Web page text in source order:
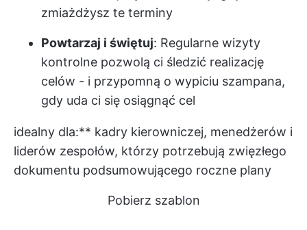
zmiażdżysz te terminy
Powtarzaj i świętuj: Regularne wizyty
kontrolne pozwolą ci śledzić realizację
celów - i przypomną o wypiciu szampana,
gdy uda ci się osiągnąć cel
idealny dla:** kadry kierowniczej, menedżerów i
liderów zespołów, którzy potrzebują zwięzłego
dokumentu podsumowującego roczne plany
Pobierz szablon